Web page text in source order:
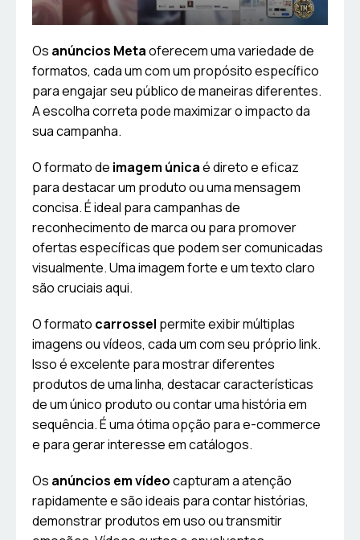
Os anúncios Metaoferecem uma variedade de
formatos, cada um com um propósito específico
para engajar seu público de maneiras diferentes.
A escolha correta pode maximizar o impacto da
sua campanha.
O formato de imagem únicaé direto e eficaz
para destacar um produto ou uma mensagem
concisa. É ideal para campanhas de
reconhecimento de marca ou para promover
ofertas específicas que podem ser comunicadas
visualmente. Uma imagem forte e um texto claro
são cruciais aqui.
O formato carrossel permite exibir múltiplas
imagens ou vídeos, cada um com seu próprio link.
Isso é excelente para mostrar diferentes
produtos de uma linha, destacar características
de um único produto ou contar uma história em
sequência. É uma ótima opção para e-commerce
e para gerar interesse em catálogos.
Os anúncios em vídeocapturam a atenção
rapidamente e são ideais para contar histórias,
demonstrar produtos em uso ou transmitir